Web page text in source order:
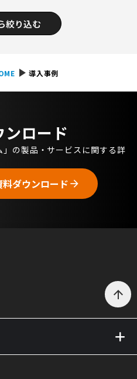
絞り込む
play_arrow導入事例
ロード
」の製品・サービスに関する詳
ダウンロード arrow_forward
arrow_upward